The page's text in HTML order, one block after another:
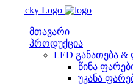
contentმთავარი
პროდუქცია
LED განათება &
წინა
უკანა